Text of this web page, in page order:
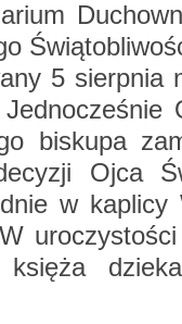
5
bi­sku­pa
Ojca
w ka­pli­cy
księ­ża